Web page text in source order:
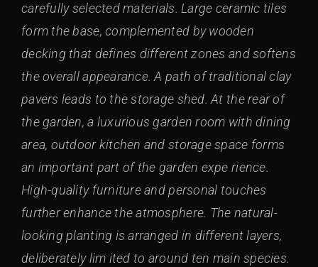
carefully selected materials. Large ceramic tiles
form the base, complemented by wooden
decking that defines different zones and softens
the overall appearance. A path of traditional clay
pavers leads to the storage shed. At the rear of
the garden, a luxurious garden room with dining
area, outdoor kitchen and storage space forms
an important part of the garden expe rience.
High-quality furniture and personal touches
further enhance the atmosphere. The natural-
looking planting is arranged in different layers,
deliberately lim ited to around ten main species.